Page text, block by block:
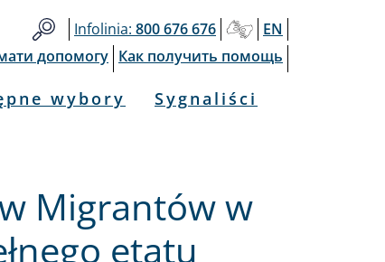
Infolinia: 800 676 676
EN
допомогу Как получить помощь
wybory Sygnaliści
Migrantów w
etatu